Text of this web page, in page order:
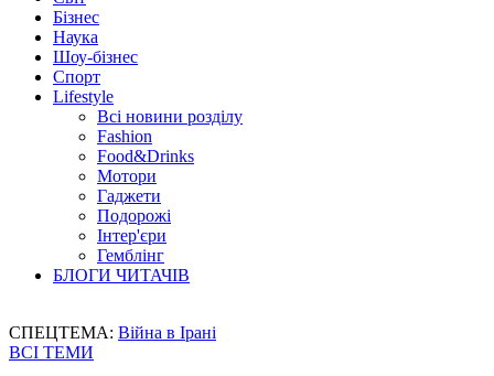
Бізнес
Наука
Шоу-бізнес
Спорт
Lifestyle
Всі новини розділу
Fashion
Food&Drinks
Мотори
Гаджети
Подорожі
Інтер'єри
Гемблінг
БЛОГИ ЧИТАЧІВ
СПЕЦТЕМА: Війна в Ірані
ВСІ ТЕМИ